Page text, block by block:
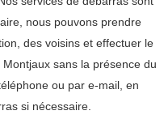
nous pouvons prendre
des voisins et effectuer le
sans la présence du
ou par e-mail, en
si nécessaire.